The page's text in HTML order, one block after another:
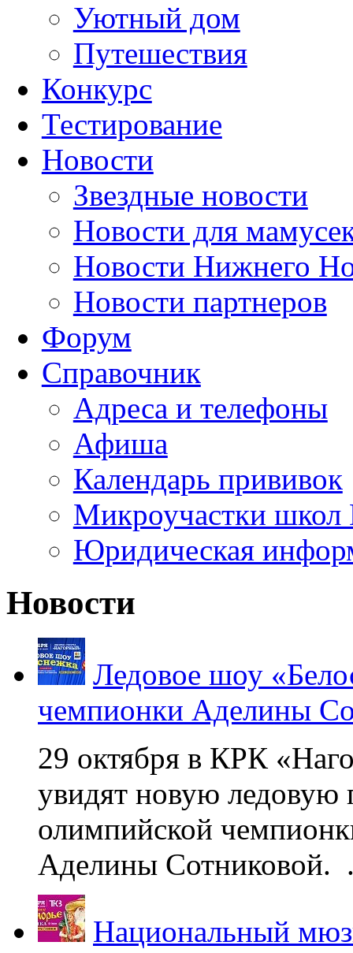
Уютный дом
Путешествия
Конкурс
Тестирование
Новости
Звездные новости
Новости для
Новости Нижнего
Новости партнеров
Форум
Справочник
Адреса и телефоны
Афиша
Календарь прививок
Микроучастки школ
Юридическая
Новости
Ледовое шоу
чемпионки Аделины
29 октября в КРК
увидят новую ледовую
олимпийской
Аделины Сотниковой.
Национальный